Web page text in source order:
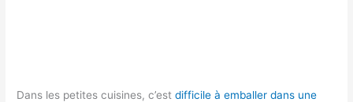
Dans les petites cuisines, c’estdifficile à emballer dans une